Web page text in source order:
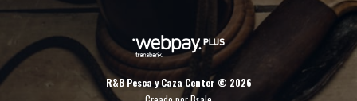
R&B Pesca y Caza Center © 2026